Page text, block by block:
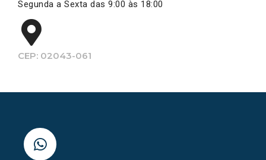
Segunda a Sexta das 9:00 às 18:00
CEP: 02043-061